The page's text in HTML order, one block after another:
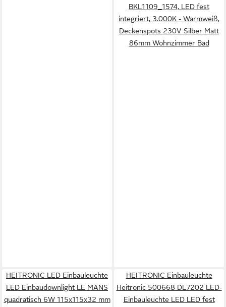
BKL1109_1574, LED fest
integriert, 3.000K - Warmweiß,
Deckenspots 230V Silber Matt
86mm Wohnzimmer Bad
HEITRONIC LED Einbauleuchte
LED Einbaudownlight LE MANS
quadratisch 6W 115x115x32 mm
HEITRONIC Einbauleuchte
Heitronic 500668 DL7202 LED-
Einbauleuchte LED LED fest